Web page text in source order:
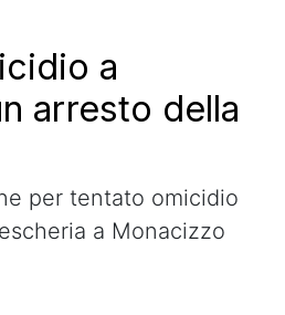
a
arresto della
per tentato omicidio
a Monacizzo